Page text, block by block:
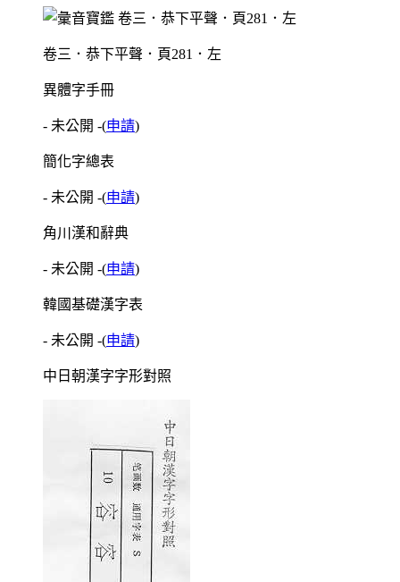
卷三．恭下平聲．頁281．左
異體字手冊
- 未公開 -(申請)
簡化字總表
- 未公開 -(申請)
角川漢和辭典
- 未公開 -(申請)
韓國基礎漢字表
- 未公開 -(申請)
中日朝漢字字形對照